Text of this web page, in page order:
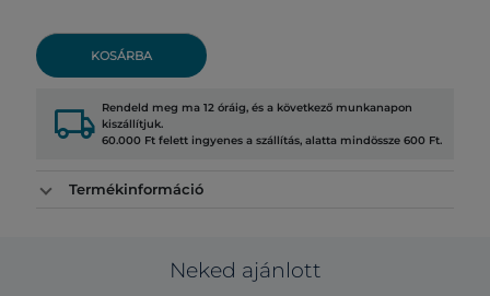
KOSÁRBA
local_shipping Rendeld meg ma 12 óráig, és a következő munkanapon
kiszállítjuk.
60.000 Ft felett ingyenes a szállítás, alatta mindössze 600 Ft.
Termékinformáció
Neked ajánlott